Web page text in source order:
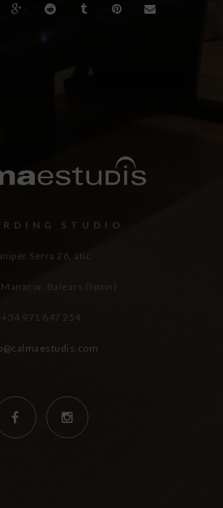
STUDIO
Serra 26, àtic
Balears (Spain)
+34 971 847 254